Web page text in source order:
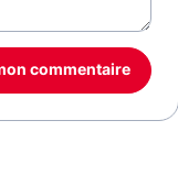
commentaire